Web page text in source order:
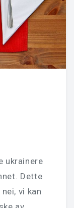
ukrainere
Dette
vi kan